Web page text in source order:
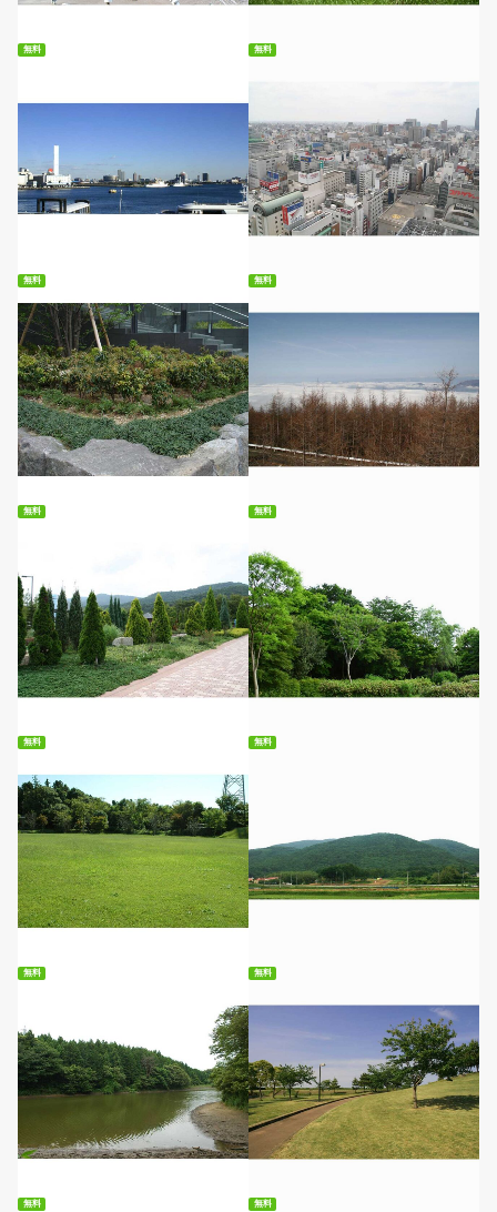
無料 無料
無料ダウンロード
無料
無料ダウンロード
無料
無料ダウンロード
無料
無料ダウンロード
無料
無料ダウンロード
無料
無料ダウンロード
無料
無料
無料ダウンロード
無料
無料ダウンロード
無料 無料